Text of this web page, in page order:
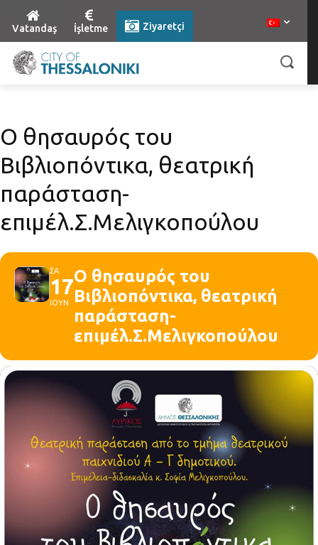
Vatandaş İşletme Ziyaretçi
Ο θησαυρός του
Βιβλιοπόντικα, θεατρική
παράσταση-
επιμέλ.Σ.Μελιγκοπούλου
ΣΑ
17
ΙΟΥΝ
Ο θησαυρός του
Βιβλιοπόντικα, θεατρική
παράσταση-
επιμέλ.Σ.Μελιγκοπούλου